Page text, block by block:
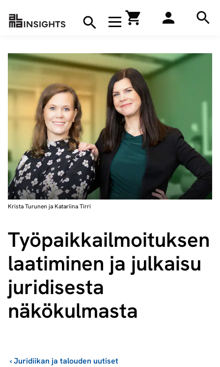
Avaa navigaatio
Hae
Krista Turunen ja Katariina Tirri
Työ­paik­kail­moi­tuk­sen
laatiminen ja julkaisu
juridisesta
näkökulmasta
Juridiikan ja talouden uutiset
›